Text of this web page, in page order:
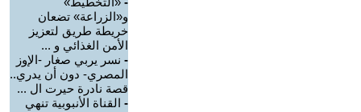
و«الزراعة» تضعان
خريطة طريق لتعزيز
الأمن الغذائي و ...
- نسر يربي صغار -الإوز
المصري- دون أن يدري..
قصة نادرة حيرت ال ...
- القناة الأنبوبية تنهي